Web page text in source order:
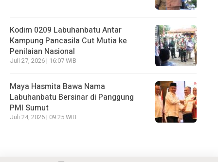
Kodim 0209 Labuhanbatu Antar
Kampung Pancasila Cut Mutia ke
Penilaian Nasional
Juli 27, 2026 | 16:07 WIB
Maya Hasmita Bawa Nama
Labuhanbatu Bersinar di Panggung
PMI Sumut
Juli 24, 2026 | 09:25 WIB